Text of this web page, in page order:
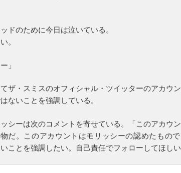
ドのために今日は泣いている。
。
」
ザ・スミスのオフィシャル・ツイッターのアカウ
ないことを強調している。
シーは次のコメントを寄せている。「このアカウ
だ。このアカウントはモリッシーの認めたもので
ことを強調したい。自己責任でフォローしてほしい